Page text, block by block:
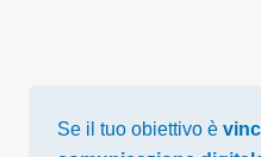
Se il tuo obiettivo è